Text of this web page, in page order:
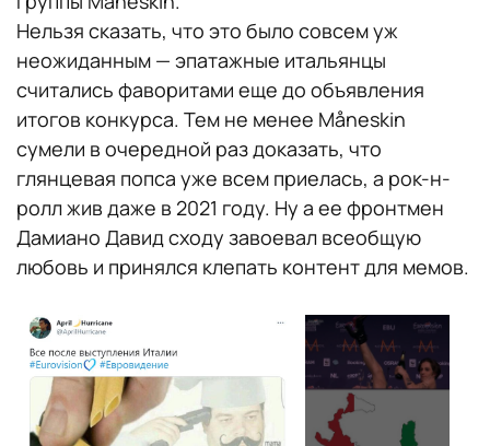
Нельзя сказать, что это было совсем уж
неожиданным — эпатажные итальянцы
считались фаворитами еще до объявления
итогов конкурса. Тем не менее Måneskin
сумели в очередной раз доказать, что
глянцевая попса уже всем приелась, а рок-н-
ролл жив даже в 2021 году. Ну а ее фронтмен
Дамиано Давид сходу завоевал всеобщую
любовь и принялся клепать контент для мемов.